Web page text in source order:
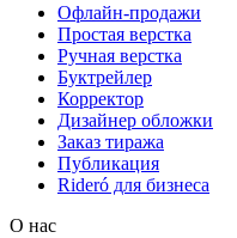
Офлайн-продажи
Простая верстка
Ручная верстка
Буктрейлер
Корректор
Дизайнер обложки
Заказ тиража
Публикация
Rideró для бизнеса
О нас